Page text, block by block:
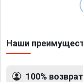
Наши
100%